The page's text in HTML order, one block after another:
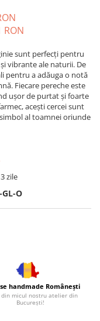
RON
sunt perfecți pentru
vibrante ale naturii. De
pentru a adăuga o notă
Fiecare pereche este
ușor de purtat și foarte
acești cercei sunt
al toamnei oriunde
zile
GL-O
handmade Românești
din micul nostru atelier din
București!